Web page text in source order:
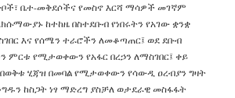
ቤተ-መቅደሶችና የመስኖ እርሻ ማሳዎች መገኛም
ከተከዜ በስተደቡብ የነበሩትን የአገው ቋንቋ
እና የሰሜን ተራሮችን ለመቆጣጠር፤ ወደ ደቡብ
ምርቱ የሚታወቀውን የአፋር በረኃን ለማስገበር፤ ቀይ
ሂጃዝ በመባል የሚታወቀውን የሳውዲ ዐረብያን ግዛት
ከስጋት ነፃ ማድረግ ያስቻለ ወታደራዊ መስፋፋት